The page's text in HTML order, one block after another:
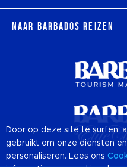
Naar Barbados reizen
Door op deze site te surfen,
gebruikt om onze diensten
personaliseren. Lees ons